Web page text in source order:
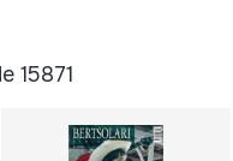
15871